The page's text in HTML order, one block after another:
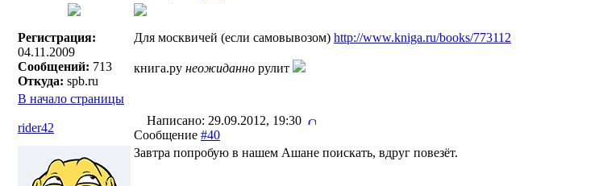
Регистрация:
04.11.2009
Сообщений: 713
Откуда: spb.ru
Для москвичей (если самовывозом) http://www.kniga.ru/books/773112
книга.ру неожиданно рулит
В начало страницы
rider42
Написано: 29.09.2012, 19:30
Сообщение #40
Завтра попробую в нашем Ашане поискать, вдруг повезёт.